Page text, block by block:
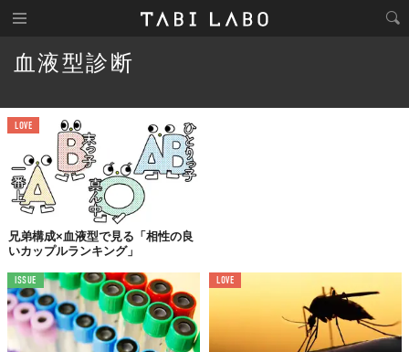
血液型診断
LOVE
兄弟構成×血液型で見る「相性の良
いカップルランキング」
ISSUE LOVE